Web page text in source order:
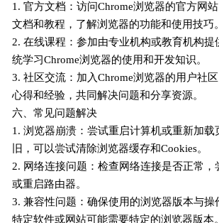
1. 官方文档：访问Chrome浏览器的官方网
文档和教程，了解浏览器的功能和使用技巧。
2. 在线课程：参加由专业机构或教育机构提
统学习Chrome浏览器的使用和开发知识。
3. 社区交流：加入Chrome浏览器的用户社
心得和经验，共同解决问题和分享资源。
六、常见问题解决
1. 浏览器崩溃：尝试重启计算机或重新加载
旧，可以尝试清除浏览器缓存和Cookies。
2. 网络连接问题：检查网络连接是否正常，
或重启路由器。
3. 兼容性问题：确保使用的浏览器版本与操
特定软件或网站可能需要特定的浏览器版本。